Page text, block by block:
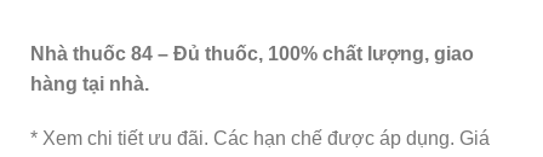
Nhà thuốc 84 – Đủ thuốc, 100% chất lượng, giao
hàng tại nhà.
* Xem chi tiết ưu đãi. Các hạn chế được áp dụng. Giá